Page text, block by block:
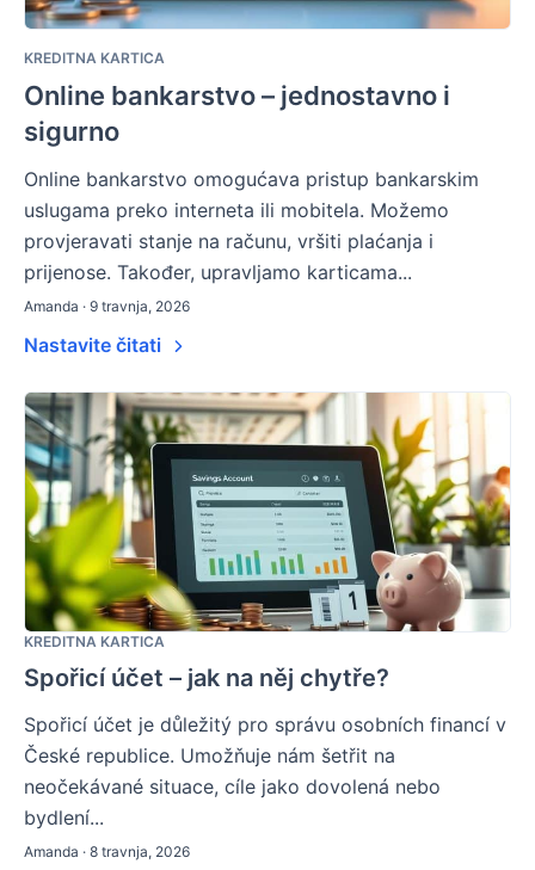
KREDITNA KARTICA
Online bankarstvo – jednostavno i
sigurno
Online bankarstvo omogućava pristup bankarskim
uslugama preko interneta ili mobitela. Možemo
provjeravati stanje na računu, vršiti plaćanja i
prijenose. Također, upravljamo karticama...
Amanda · 9 travnja, 2026
Nastavite čitati
KREDITNA KARTICA
Spořicí účet – jak na něj chytře?
Spořicí účet je důležitý pro správu osobních financí v
České republice. Umožňuje nám šetřit na
neočekávané situace, cíle jako dovolená nebo
bydlení...
Amanda · 8 travnja, 2026